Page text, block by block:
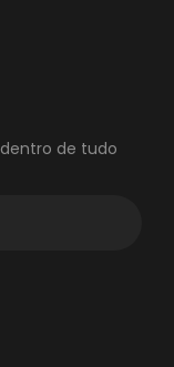
de tudo